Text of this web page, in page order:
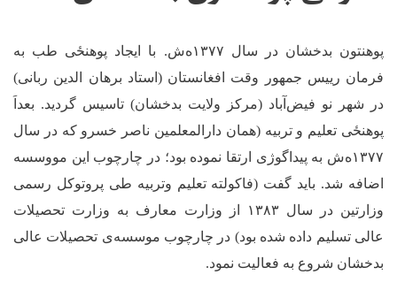
پوهنتون بدخشان در سال ۱۳۷۷ه
ش. با ایجاد ‌پوهنځی طب به
فرمان رییس جمهور وقت افغانستان (استاد برهان الدین ربانی)
در شهر نو فیض آباد (مرکز ولایت بدخشان) تاسیس گردید. بعداَ‌
پوهنځی تعلیم و تربیه (همان دارالمعلمین ناصر خسرو که در سال
۱۳۷۷ه‌ش به پیداگوژی ارتقا نموده بود؛ در چارچوب این مووسسه
اضافه شد. باید گفت (فاکولته تعلیم وتربیه طی پروتوکل رسمی
وزارتین در سال ۱۳۸۳ از وزارت معارف به وزارت تحصیلات
عالی تسلیم داده شده بود) در چارچوب موسسه‌ی تحصیلات عالی
بدخشان شروع به فعالیت نمود.